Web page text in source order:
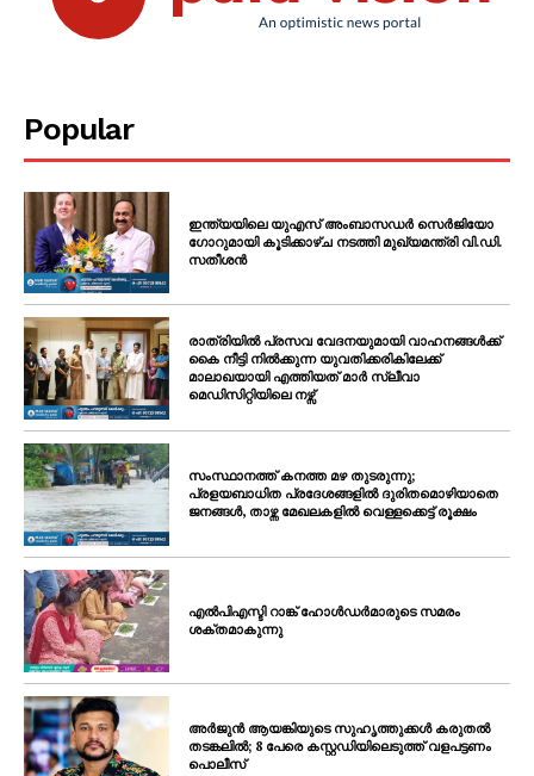
Popular
ഇന്ത്യയിലെ യുഎസ് അംബാസഡർ സെർജിയോ
ഗോറുമായി കൂടിക്കാഴ്ച നടത്തി മുഖ്യമന്ത്രി വി.ഡി.
സതീശൻ
രാത്രിയിൽ പ്രസവ വേദനയുമായി വാഹനങ്ങൾക്ക്
കൈ നീട്ടി നിൽക്കുന്ന യുവതിക്കരികിലേക്ക്
മാലാഖയായി എത്തിയത് മാർ സ്ലീവാ
മെഡിസിറ്റിയിലെ നഴ്സ്
സംസ്ഥാനത്ത് കനത്ത മഴ തുടരുന്നു;
പ്രളയബാധിത പ്രദേശങ്ങളിൽ ദുരിതമൊഴിയാതെ
ജനങ്ങൾ, താഴ്ന്ന മേഖലകളിൽ വെള്ളക്കെട്ട് രൂക്ഷം
എൽപിഎസ്ടി റാങ്ക് ഹോൾഡർമാരുടെ സമരം
ശക്തമാകുന്നു
അർജുൻ ആയങ്കിയുടെ സുഹൃത്തുക്കൾ കരുതൽ
തടങ്കലിൽ; 8 പേരെ കസ്റ്റഡിയിലെടുത്ത് വളപട്ടണം
പൊലീസ്